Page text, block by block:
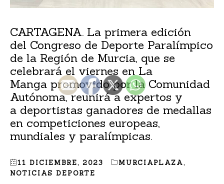
CARTAGENA. La primera edición
del Congreso de Deporte Paralímpico
de la Región de Murcia, que se
celebrará el viernes en La
Manga promovido por la Comunidad
Autónoma, reunirá a expertos y
a deportistas ganadores de medallas
en competiciones europeas,
mundiales y paralímpicas.
11 DICIEMBRE, 2023 MURCIAPLAZA,
NOTICIAS DEPORTE